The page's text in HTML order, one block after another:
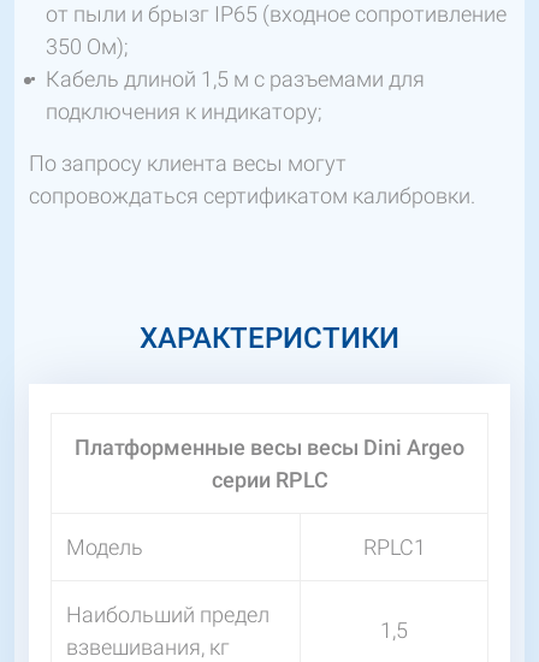
от пыли и брызг IP65 (входное сопротивление
350 Ом);
Кабель длиной 1,5 м с разъемами для
подключения к индикатору;
По запросу клиента весы могут
сопровождаться сертификатом калибровки.
ХАРАКТЕРИСТИКИ
Платформенные весы весы Dini Argeo
серии RPLC
Модель RPLC1
Наибольший предел
взвешивания, кг
1,5